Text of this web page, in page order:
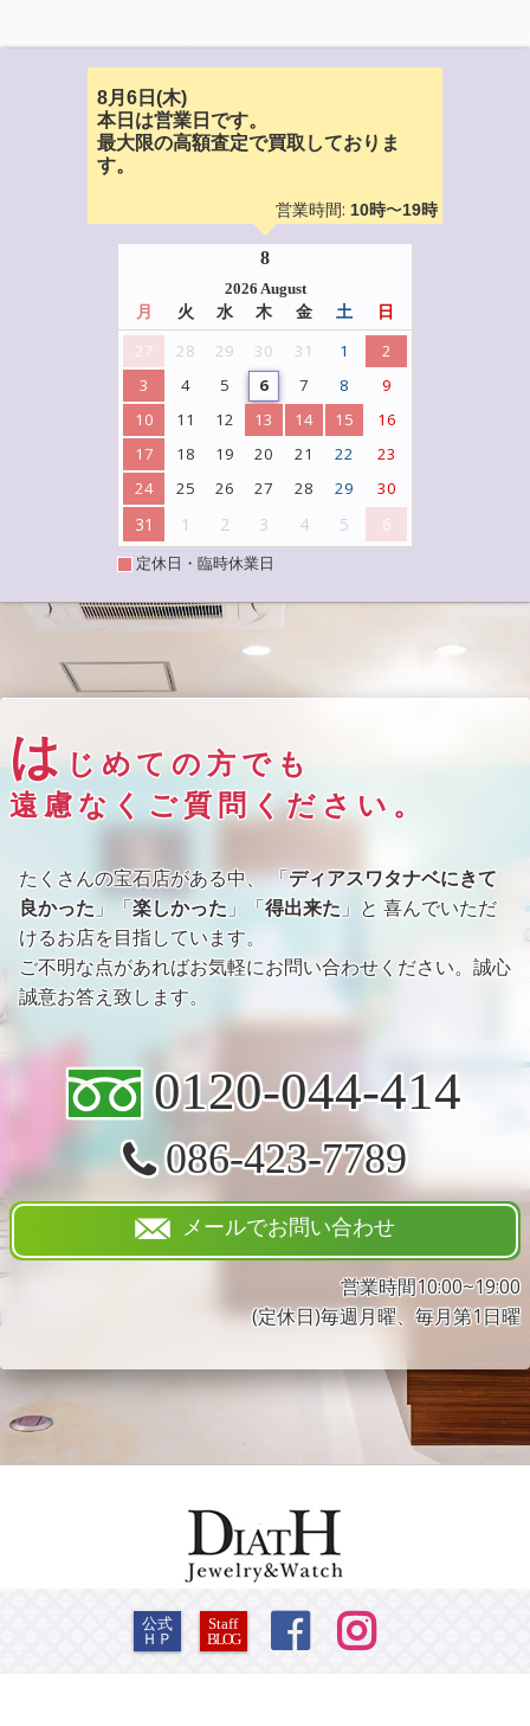
8月6日(木)
本日は営業日です。
最大限の高額査定で買取しておりま
す。
営業時間: 10時〜19時
8
2026 August
月
火 水 木 金 土 日
27 28 29 30 31 1
2
3
4 5 6 7 8
9
10
11 12 13 14 15
16
17
18 19 20 21 22
23
24
25 26 27 28 29 30
31 1 2 3 4 5 6
定休日・臨時休業日
はじめての方でも
遠慮なくご質問ください。
たくさんの宝石店がある中、 「ディアスワタナベにきて
良かった」「楽しかった 」「得出来た 」と 喜んでいただ
けるお店を目指しています。
ご不明な点があればお気軽にお問い合わせください。誠心
誠意お答え致します。
0120-044-414
086-423-7789
メールでお問い合わせ
営業時間10:00~19:00
(定休日)毎週月曜、毎月第1日曜
公式
ＨＰ
Staff
BLOG
 